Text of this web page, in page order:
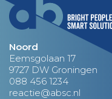
Noord
Eemsgolaan 17
9727 DW Groningen
088 456 1234
reactie@absc.nl